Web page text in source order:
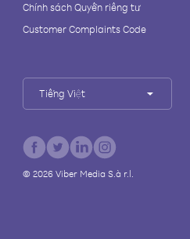
Chính sách Quyền riêng tư
Customer Complaints Code
Tiếng Việt
© 2026Viber Media S.à r.l.